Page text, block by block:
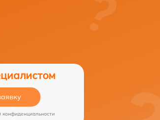
конфиденциальности